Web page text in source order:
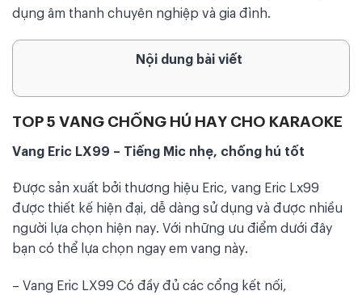
dụng âm thanh chuyên nghiệp và gia đình.
Nội dung bài viết
TOP 5 VANG CHỐNG HÚ HAY CHO KARAOKE
Vang Eric LX99 – Tiếng Mic nhẹ, chống hú tốt
Được sản xuất bởi thương hiệu Eric, vang Eric Lx99
được thiết kế hiện đại, dễ dàng sử dụng và được nhiều
người lựa chọn hiện nay. Với những ưu điểm dưới đây
bạn có thể lựa chọn ngay em vang này.
– Vang Eric LX99 Có đầy đủ các cổng kết nối,